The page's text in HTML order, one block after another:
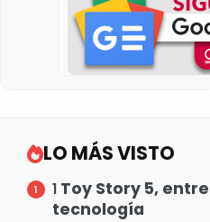
LO MÁS VISTO
1 Toy Story 5,
tecnología